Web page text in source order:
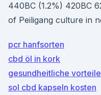
440BC (1.2%) 420BC
of Peiligang culture in
pcr hanfsorten
cbd öl in kork
gesundheitliche
sol cbd kapseln kosten